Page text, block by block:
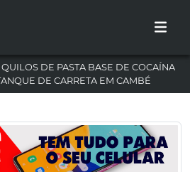
DE PASTA BASE DE COCAÍNA
DE CARRETA EM CAMBÉ